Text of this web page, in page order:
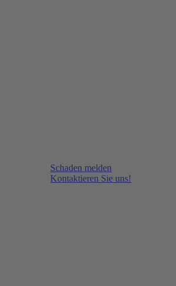
Schaden melden
Kontaktieren Sie uns!